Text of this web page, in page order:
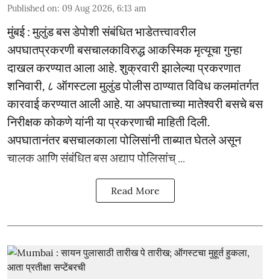
Published on: 09 Aug 2026, 6:13 am
मुंबई : मुलुंड बस डेपोशी संबंधित भाडेतत्त्वावरील
अपघातप्रकरणी बसचालकाविरुद्ध आकस्मिक मृत्यूचा गुन्हा
दाखल करण्यात आला आहे. शुक्रवारी झालेल्या प्रकरणात
शनिवारी, ८ ऑगस्टला मुलुंड पोलीस ठाण्यात विविध कलमांतर्गत
कारवाई करण्यात आली आहे. या अपघाताच्या मातेश्वरी बसचे बस
निरीक्षक कोकणे यांनी या प्रकरणाची माहिती दिली.
अपघातानंतर बसचालकाला पोलिसांनी ताब्यात घेतले असून
चालक आणि संबंधित बस अद्याप पोलिसांच् ...
Read More